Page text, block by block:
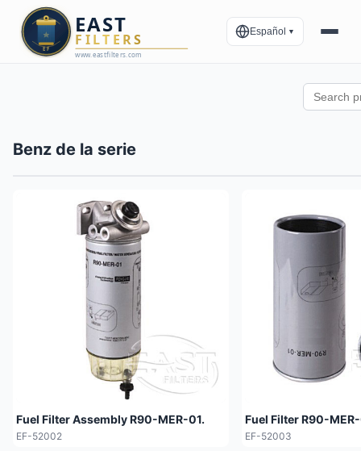
Español ▼
Benz de la serie
Fuel Filter Assembly R90-MER-01.
EF-52002
Fuel Filter R90-
EF-52003